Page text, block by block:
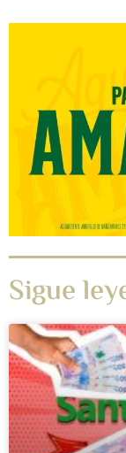
Sigue